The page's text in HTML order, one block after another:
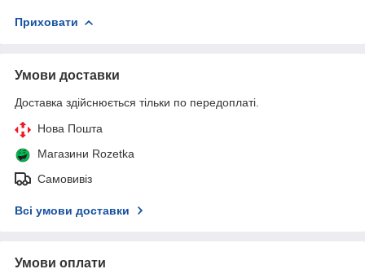
Приховати
Умови доставки
Доставка здійснюється тільки по передоплаті.
Нова Пошта
Магазини Rozetka
Самовивіз
Всі умови доставки
Умови оплати